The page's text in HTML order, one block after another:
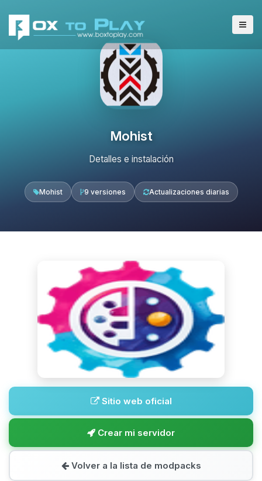
Mohist
Detalles e instalación
Mohist 9 versiones Actualizaciones diarias
Sitio web oficial
Crear mi servidor
Volver a la lista de modpacks